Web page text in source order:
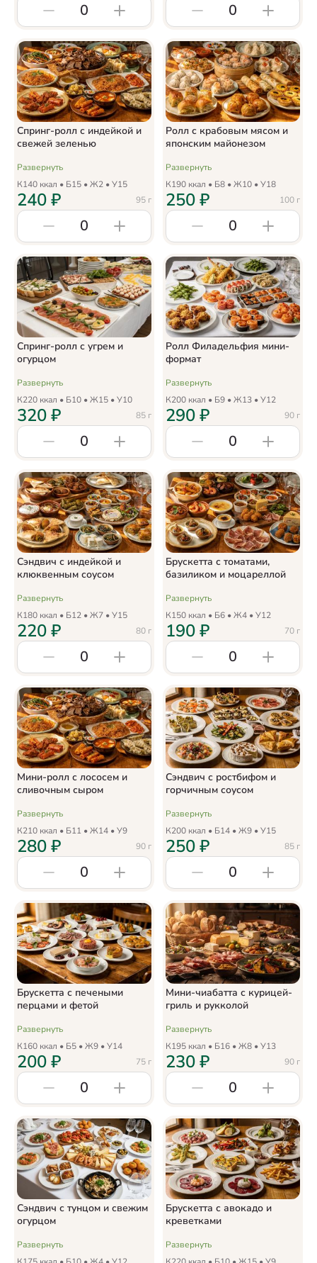
0 0
Спринг-ролл с индейкой и
свежей зеленью
Развернуть
К140 ккал • Б15 • Ж2 • У15
95 г
240₽
0
Ролл с крабовым мясом и
японским майонезом
Развернуть
К190 ккал • Б8 • Ж10 • У18
100 г
250₽
0
Спринг-ролл с угрем и
огурцом
Развернуть
К220 ккал • Б10 • Ж15 • У10
85 г
320₽
0
Ролл Филадельфия мини-
формат
Развернуть
К200 ккал • Б9 • Ж13 • У12
90 г
290₽
0
Сэндвич с индейкой и
клюквенным соусом
Развернуть
К180 ккал • Б12 • Ж7 • У15
80 г
220₽
0
Брускетта с томатами,
базиликом и моцареллой
Развернуть
К150 ккал • Б6 • Ж4 • У12
70 г
190₽
0
Мини-ролл с лососем и
сливочным сыром
Развернуть
К210 ккал • Б11 • Ж14 • У9
90 г
280₽
0
Сэндвич с ростбифом и
горчичным соусом
Развернуть
К200 ккал • Б14 • Ж9 • У15
85 г
250₽
0
Брускетта с печеными
перцами и фетой
Развернуть
К160 ккал • Б5 • Ж9 • У14
75 г
200₽
0
Мини-чиабатта с курицей-
гриль и рукколой
Развернуть
К195 ккал • Б16 • Ж8 • У13
90 г
230₽
0
Сэндвич с тунцом и свежим
огурцом
Развернуть
Брускетта с авокадо и
креветками
Развернуть